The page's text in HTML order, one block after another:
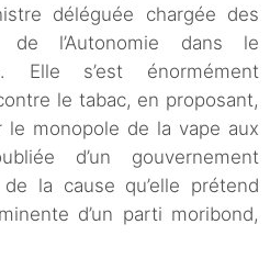
déléguée chargée des
de l’Autonomie dans le
Elle s’est énormément
le tabac, en proposant,
le monopole de la vape aux
d’un gouvernement
la cause qu’elle prétend
d’un parti moribond,